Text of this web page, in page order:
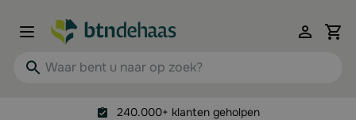
Waar bent u naar op zoek?
240.000+ klanten geholpen